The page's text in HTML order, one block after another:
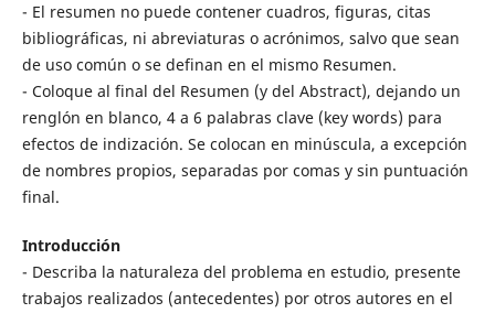
- El resumen no puede contener cuadros, figuras, citas
bibliográficas, ni abreviaturas o acrónimos, salvo que sean
de uso común o se definan en el mismo Resumen.
- Coloque al final del Resumen (y del Abstract), dejando un
renglón en blanco, 4 a 6 palabras clave (key words) para
efectos de indización. Se colocan en minúscula, a excepción
de nombres propios, separadas por comas y sin puntuación
final.
Introducción
- Describa la naturaleza del problema en estudio, presente
trabajos realizados (antecedentes) por otros autores en el